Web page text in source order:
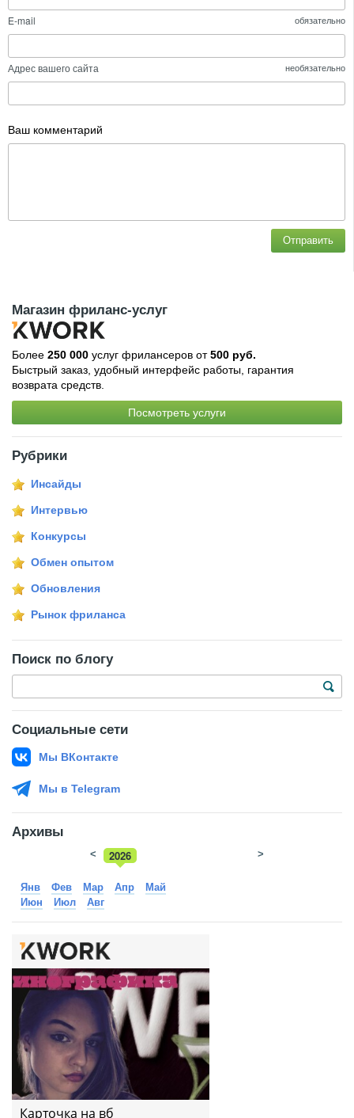
E-mail обязательно
Адрес вашего сайта необязательно
Ваш комментарий
Отправить
Магазин фриланс-услуг
Более 250 000 услуг фрилансеров от500 руб.
Быстрый заказ, удобный интерфейс работы, гарантия
возврата средств.
Посмотреть услуги
Рубрики
Инсайды
Интервью
Конкурсы
Обмен опытом
Обновления
Рынок фриланса
Поиск по блогу
Социальные сети
Мы ВКонтакте
Мы в Telegram
Архивы
2026
2025
< >
Янв Фев Мар Апр
Май
Июн
Июл Авг